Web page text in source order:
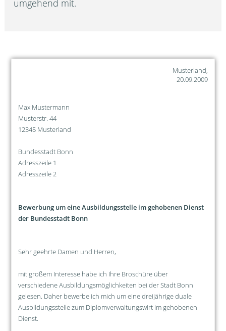
umgehend mit.
Musterland,
20.09.2009
Max Mustermann
Musterstr. 44
12345 Musterland
Bundesstadt Bonn
Adresszeile 1
Adresszeile 2
Bewerbung um eine Ausbildungsstelle im gehobenen Dienst
der Bundesstadt Bonn
Sehr geehrte Damen und Herren,
mit großem Interesse habe ich Ihre Broschüre über
verschiedene Ausbildungsmöglichkeiten bei der Stadt Bonn
gelesen. Daher bewerbe ich mich um eine dreijährige duale
Ausbildungsstelle zum Diplomverwaltungswirt im gehobenen
Dienst.